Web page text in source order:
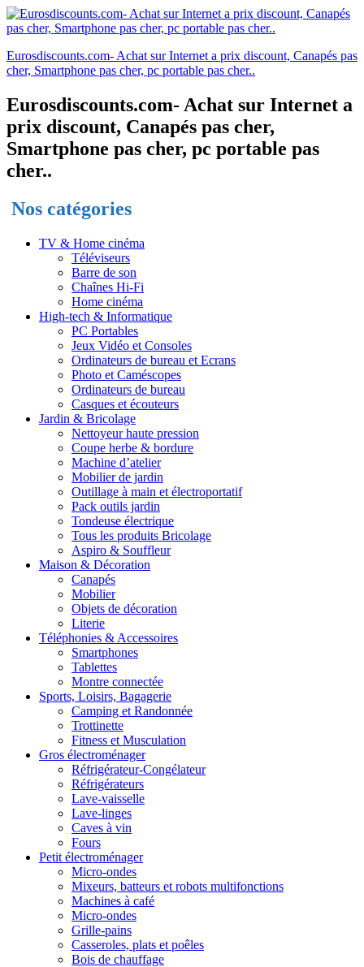
Eurosdiscounts.com- Achat sur Internet a prix discount, Canapés pas
cher, Smartphone pas cher, pc portable pas cher..
Eurosdiscounts.com- Achat sur Internet a
prix discount, Canapés pas cher,
Smartphone pas cher, pc portable pas
cher..
Nos catégories
TV & Home cinéma
Téléviseurs
Barre de son
Chaînes Hi-Fi
Home cinéma
High-tech & Informatique
PC Portables
Jeux Vidéo et Consoles
Ordinateurs de bureau et Ecrans
Photo et Caméscopes
Ordinateurs de bureau
Casques et écouteurs
Jardin & Bricolage
Nettoyeur haute pression
Coupe herbe & bordure
Machine d’atelier
Mobilier de jardin
Outillage à main et électroportatif
Pack outils jardin
Tondeuse électrique
Tous les produits Bricolage
Aspiro & Souffleur
Maison & Décoration
Canapés
Mobilier
Objets de décoration
Literie
Téléphonies & Accessoires
Smartphones
Tablettes
Montre connectée
Sports, Loisirs, Bagagerie
Camping et Randonnée
Trottinette
Fitness et Musculation
Gros électroménager
Réfrigérateur-Congélateur
Réfrigérateurs
Lave-vaisselle
Lave-linges
Caves à vin
Fours
Petit électroménager
Micro-ondes
Mixeurs, batteurs et robots multifonctions
Machines à café
Micro-ondes
Grille-pains
Casseroles, plats et poêles
Bois de chauffage